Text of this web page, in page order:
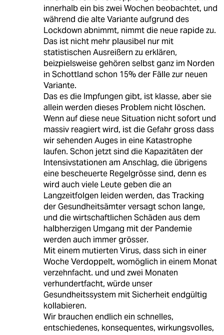
innerhalb ein bis zwei Wochen beobachtet, und
während die alte Variante aufgrund des
Lockdown abnimmt, nimmt die neue rapide zu.
Das ist nicht mehr plausibel nur mit
statistischen Ausreißern zu erklären,
beizpielsweise gehören selbst ganz im Norden
in Schottland schon 15% der Fälle zur neuen
Variante.
Das es die Impfungen gibt, ist klasse, aber sie
allein werden dieses Problem nicht löschen.
Wenn auf diese neue Situation nicht sofort und
massiv reagiert wird, ist die Gefahr gross dass
wir sehenden Auges in eine Katastrophe
laufen. Schon jetzt sind die Kapazitäten der
Intensivstationen am Anschlag, die übrigens
eine bescheuerte Regelgrösse sind, denn es
wird auch viele Leute geben die an
Langzeitfolgen leiden werden, das Tracking
der Gesundheitsämter versagt schon lange,
und die wirtschaftlichen Schäden aus dem
halbherzigen Umgang mit der Pandemie
werden auch immer grösser.
Mit einem mutierten Virus, dass sich in einer
Woche Verdoppelt, womöglich in einem Monat
verzehnfacht. und und zwei Monaten
verhundertfacht, würde unser
Gesundheitssystem mit Sicherheit endgültig
kollabieren.
Wir brauchen endlich ein schnelles,
entschiedenes, konsequentes, wirkungsvolles,